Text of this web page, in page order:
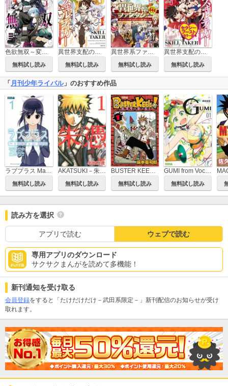
無料試し読み
異世界支配のスキルテイカー ゼロから始める奴隷ハーレム
無料試し読み 無料試し読み 無料試し読み
「 月刊少年ライバル」のおすすめ作品
ラブプラス Manaka Days
無料試し読み
AKATSUKI－朱憑－
無料試し読み
BUSTER KEEL！
無料試し読み
GUMI from Vocaloid
無料試し読み
読み方を選択
アプリで読む ウェブで読む
専用アプリのダウンロード
サクサクまんがを読めて多機能！
新刊通知を受け取る
会員登録をすると「たけだけだけ－武田系限定－」新刊配信のお知らせが受け
取れます。